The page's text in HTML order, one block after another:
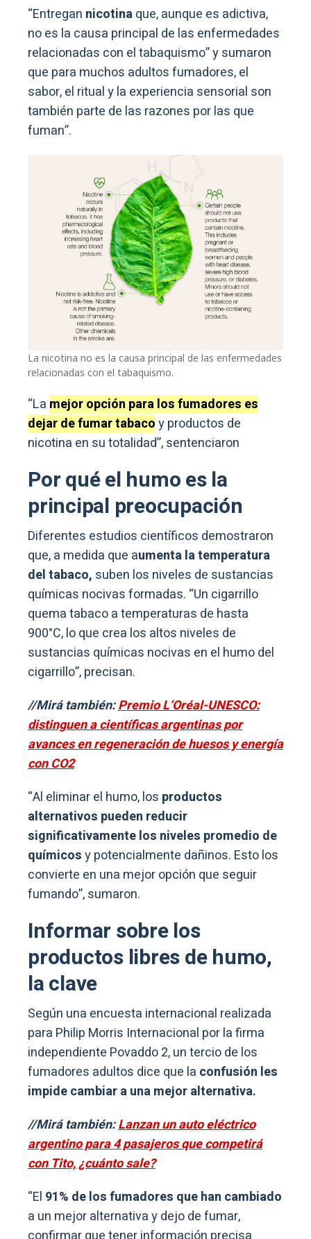
“Entregan nicotinaque, aunque es adictiva,
no es la causa principal de las enfermedades
relacionadas con el tabaquismo” y sumaron
que para muchos adultos fumadores, el
sabor, el ritual y la experiencia sensorial son
también parte de las razones por las que
fuman”.
La nicotina no es la causa principal de las enfermedades
relacionadas con el tabaquismo.
“La mejor opción para los fumadores es
dejar de fumar tabacoy productos de
nicotina en su totalidad”, sentenciaron
Por qué el humo es la
principal preocupación
Diferentes estudios científicos demostraron
que, a medida que aumenta la temperatura
del tabaco, suben los niveles de sustancias
químicas nocivas formadas. “Un cigarrillo
quema tabaco a temperaturas de hasta
900°C, lo que crea los altos niveles de
sustancias químicas nocivas en el humo del
cigarrillo”, precisan.
//Mirá también:Premio L’Oréal-UNESCO:
distinguen a científicas argentinas por
avances en regeneración de huesos y energía
con CO2
“Al eliminar el humo, los productos
alternativos pueden reducir
significativamente los niveles promedio de
químicosy potencialmente dañinos. Esto los
convierte en una mejor opción que seguir
fumando”, sumaron.
Informar sobre los
productos libres de humo,
la clave
Según una encuesta internacional realizada
para Philip Morris Internacional por la firma
independiente Povaddo 2, un tercio de los
fumadores adultos dice que la confusión les
impide cambiar a una mejor alternativa.
//Mirá también:Lanzan un auto eléctrico
argentino para 4 pasajeros que competirá
con Tito, ¿cuánto sale?
“El 91% de los fumadores que han cambiado
a un mejor alternativa y dejo de fumar,